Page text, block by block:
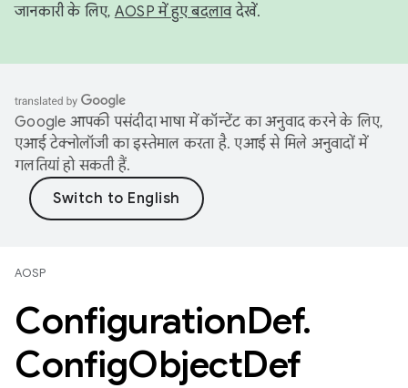
जानकारी के लिए, AOSP में हुए बदलावदेखें.
Google आपकी पसंदीदा भाषा में कॉन्टेंट का अनुवाद करने के लिए,
एआई टेक्नोलॉजी का इस्तेमाल करता है. एआई से मिले अनुवादों में
गलतियां हो सकती हैं.
AOSP
ConfigurationDef.
ConfigObjectDef